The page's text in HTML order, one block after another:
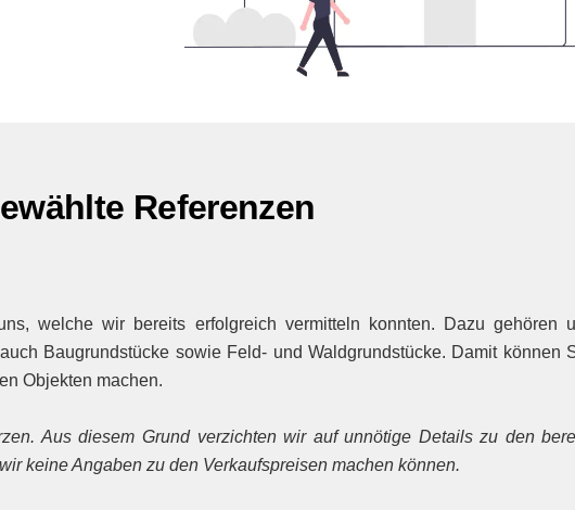
Referenzen
welche wir bereits erfolgreich vermitteln konnten. Dazu gehören
Baugrundstücke sowie Feld- und Waldgrundstücke. Damit können
Objekten machen.
Aus diesem Grund verzichten wir auf unnötige Details zu den
keine Angaben zu den Verkaufspreisen machen können.